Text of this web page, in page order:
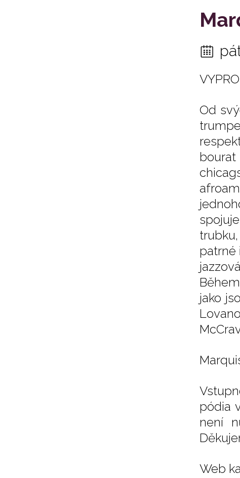
Od
bourat
patrné
jako
pódia
není
Web